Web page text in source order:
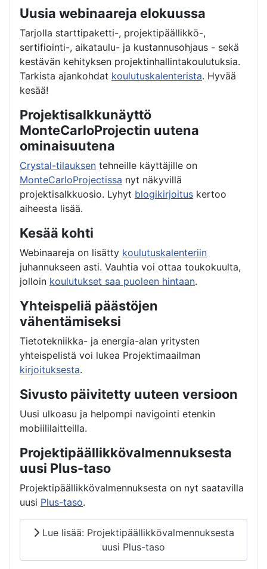
Uusia webinaareja elokuussa
Tarjolla starttipaketti-, projektipäällikkö-,
sertifiointi-, aikataulu- ja kustannusohjaus - sekä
kestävän kehityksen projektinhallintakoulutuksia.
Tarkista ajankohdat koulutuskalenterista. Hyvää
kesää!
Projektisalkkunäyttö
MonteCarloProjectin uutena
ominaisuutena
Crystal-tilauksen tehneille käyttäjille on
MonteCarloProjectissa nyt näkyvillä
projektisalkkuosio. Lyhyt blogikirjoitus kertoo
aiheesta lisää.
Kesää kohti
Webinaareja on lisätty koulutuskalenteriin
juhannukseen asti. Vauhtia voi ottaa toukokuulta,
jolloin koulutukset saa puoleen hintaan.
Yhteispeliä päästöjen
vähentämiseksi
Tietotekniikka- ja energia-alan yritysten
yhteispelistä voi lukea Projektimaailman
kirjoituksesta.
Sivusto päivitetty uuteen versioon
Uusi ulkoasu ja helpompi navigointi etenkin
mobiililaitteilla.
Projektipäällikkövalmennuksesta
uusi Plus-taso
Projektipäällikkövalmennuksesta on nyt saatavilla
uusi Plus-taso.
Lue lisää: Projektipäällikkövalmennuksesta
uusi Plus-taso